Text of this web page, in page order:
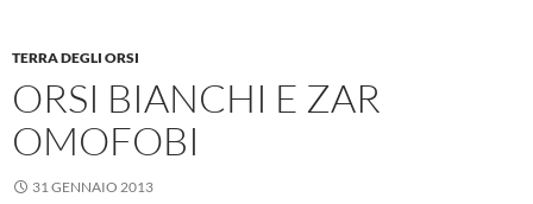
TERRA DEGLI ORSI
ORSI BIANCHI E ZAR
OMOFOBI
31 GENNAIO 2013